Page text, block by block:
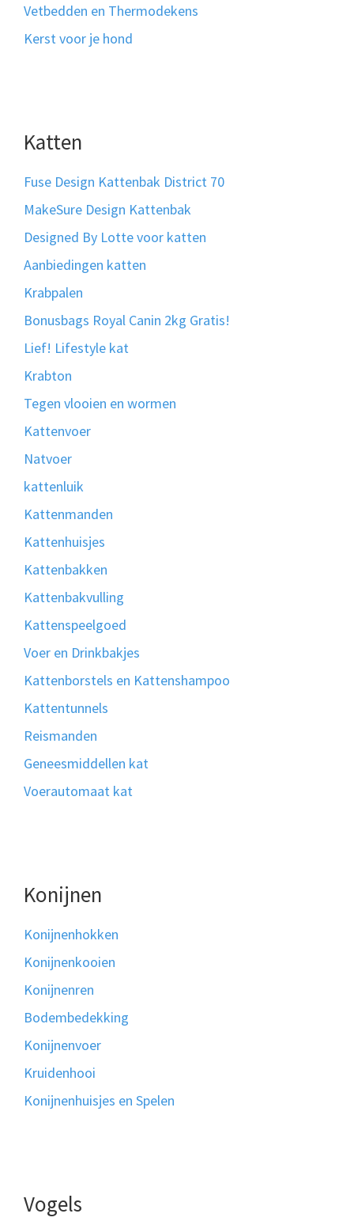
Vetbedden en Thermodekens
Kerst voor je hond
Katten
Fuse Design Kattenbak District 70
MakeSure Design Kattenbak
Designed By Lotte voor katten
Aanbiedingen katten
Krabpalen
Bonusbags Royal Canin 2kg Gratis!
Lief! Lifestyle kat
Krabton
Tegen vlooien en wormen
Kattenvoer
Natvoer
kattenluik
Kattenmanden
Kattenhuisjes
Kattenbakken
Kattenbakvulling
Kattenspeelgoed
Voer en Drinkbakjes
Kattenborstels en Kattenshampoo
Kattentunnels
Reismanden
Geneesmiddellen kat
Voerautomaat kat
Konijnen
Konijnenhokken
Konijnenkooien
Konijnenren
Bodembedekking
Konijnenvoer
Kruidenhooi
Konijnenhuisjes en Spelen
Vogels